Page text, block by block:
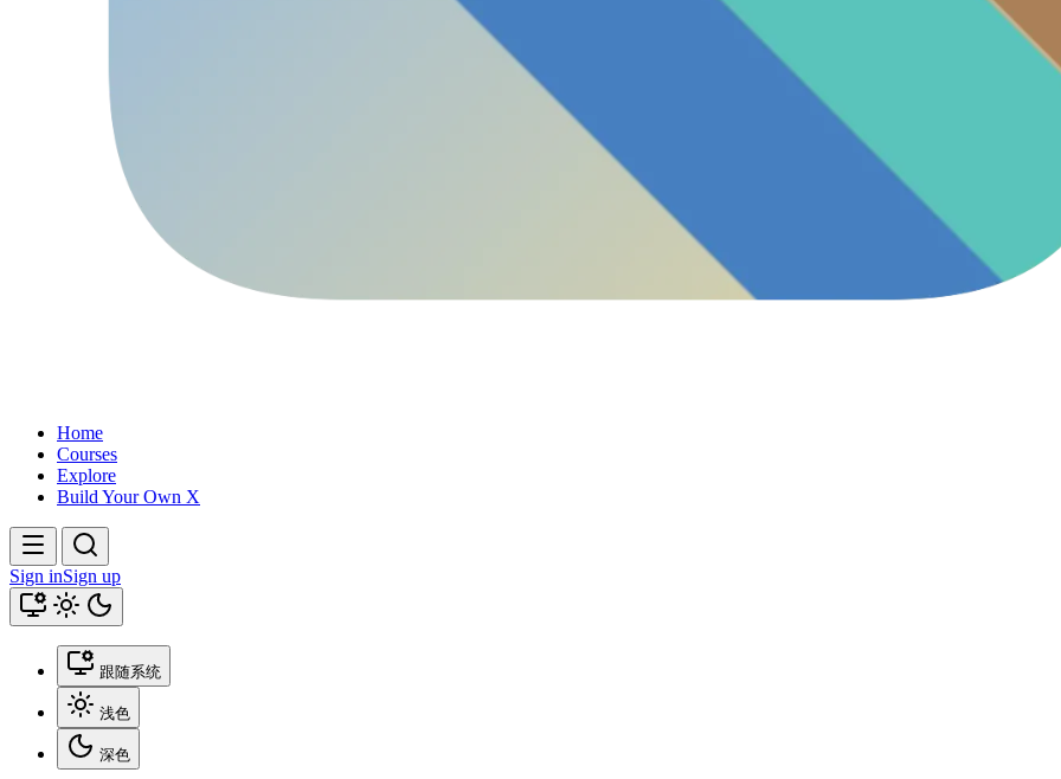
Home
Courses
Explore
Build Your Own X
Sign inSign up
跟随系统
浅色
深色